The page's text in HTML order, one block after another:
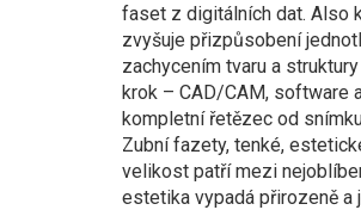
faset z digitálních dat. Also
zvyšuje přizpůsobení
zachycením tvaru a
krok – CAD/CAM, software
kompletní řetězec od
Zubní fazety, tenké,
velikost patří mezi
estetika vypadá přirozeně a